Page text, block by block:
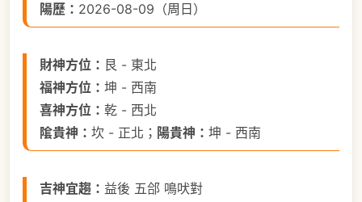
陽歷： 2026-08-09（周日）
財神方位： 艮 - 東北
福神方位： 坤 - 西南
喜神方位： 乾 - 西北
隂貴神： 坎 - 正北； 陽貴神： 坤 - 西南
吉神宜趨： 益後 五郃 鳴吠對